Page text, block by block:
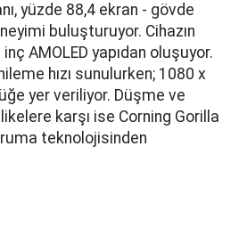
yüzde 88,4 ekran - gövde
buluşturuyor. Cihazın
AMOLED yapıdan oluşuyor.
hızı sunulurken; 1080 x
yer veriliyor. Düşme ve
karşı ise Corning Gorilla
teknolojisinden